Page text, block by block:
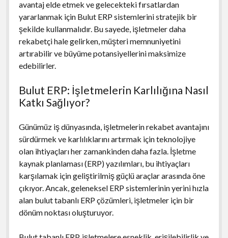
avantaj elde etmek ve gelecekteki fırsatlardan
yararlanmak için Bulut ERP sistemlerini stratejik bir
şekilde kullanmalıdır. Bu sayede, işletmeler daha
rekabetçi hale gelirken, müşteri memnuniyetini
artırabilir ve büyüme potansiyellerini maksimize
edebilirler.
Bulut ERP: İşletmelerin Karlılığına Nasıl
Katkı Sağlıyor?
Günümüz iş dünyasında, işletmelerin rekabet avantajını
sürdürmek ve karlılıklarını artırmak için teknolojiye
olan ihtiyaçları her zamankinden daha fazla. İşletme
kaynak planlaması (ERP) yazılımları, bu ihtiyaçları
karşılamak için geliştirilmiş güçlü araçlar arasında öne
çıkıyor. Ancak, geleneksel ERP sistemlerinin yerini hızla
alan bulut tabanlı ERP çözümleri, işletmeler için bir
dönüm noktası oluşturuyor.